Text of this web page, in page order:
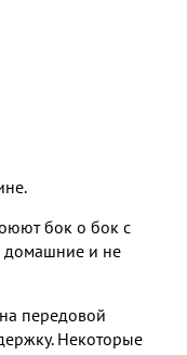
бок о бок с
домашние и не
передовой
Некоторые